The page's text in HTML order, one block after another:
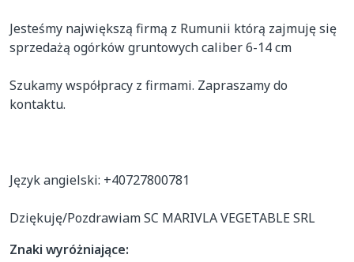
Jesteśmy największą firmą z Rumunii którą zajmuję się
sprzedażą ogórków gruntowych caliber 6-14 cm
Szukamy współpracy z firmami. Zapraszamy do
kontaktu.
Język angielski: +40727800781
Dziękuję/Pozdrawiam SC MARIVLA VEGETABLE SRL
Znaki wyróżniające: